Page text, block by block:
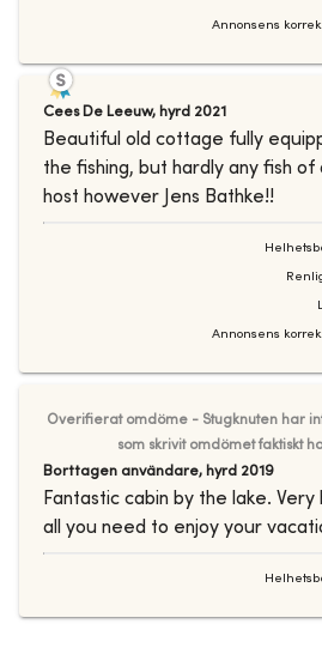
Annonsens
Cees De Leeuw, hyrd 2021
Beautiful old cottage fully
the fishing, but hardly any fish
host however Jens Bathke!!
Annonsens
Overifierat omdöme - Stugknuten har
som skrivit omdömet faktiskt
Borttagen användare, hyrd 2019
Fantastic cabin by the lake.
all you need to enjoy your